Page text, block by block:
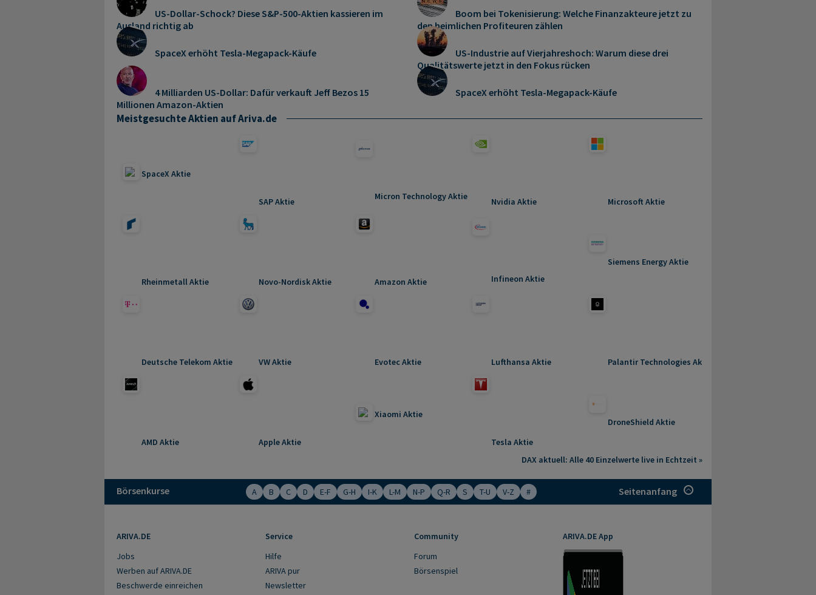
US-Dollar-Schock? Diese S&P-500-Aktien kassieren im
Ausland richtig ab
SpaceX erhöht Tesla-Megapack-Käufe
4 Milliarden US-Dollar: Dafür verkauft Jeff Bezos 15
Millionen Amazon-Aktien
Boom bei Tokenisierung: Welche Finanzakteure jetzt zu
den heimlichen Profiteuren zählen
US-Industrie auf Vierjahreshoch: Warum diese drei
Qualitätswerte jetzt in den Fokus rücken
SpaceX erhöht Tesla-Megapack-Käufe
Meistgesuchte Aktien auf Ariva.de
SpaceX Aktie
SAP Aktie Micron Technology Aktie Nvidia Aktie Microsoft Aktie
Rheinmetall Aktie Novo-Nordisk Aktie Amazon Aktie Infineon Aktie
Siemens Energy Aktie
Deutsche Telekom Aktie VW Aktie Evotec Aktie Lufthansa Aktie Palantir Technologies Aktie
AMD Aktie Apple Aktie
Xiaomi Aktie
Tesla Aktie
DroneShield Aktie
DAX aktuell: Alle 40 Einzelwerte live in Echtzeit »
Börsenkurse A B C D E-F G-H I-K L-M N-P Q-R S T-U V-Z # Seitenanfang
ARIVA.DE
Jobs
Werben auf ARIVA.DE
Beschwerde einreichen
Service
Hilfe
ARIVA pur
Newsletter
Community
Forum
Börsenspiel
ARIVA.DE App